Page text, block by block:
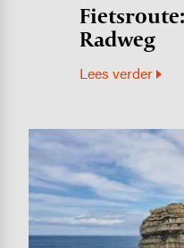
Radweg
Lees verder
Image